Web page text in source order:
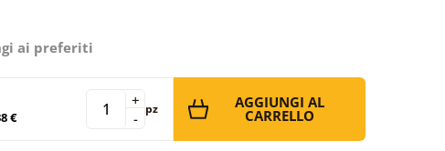
ai preferiti
€ -
+ pz AGGIUNGI AL
CARRELLO